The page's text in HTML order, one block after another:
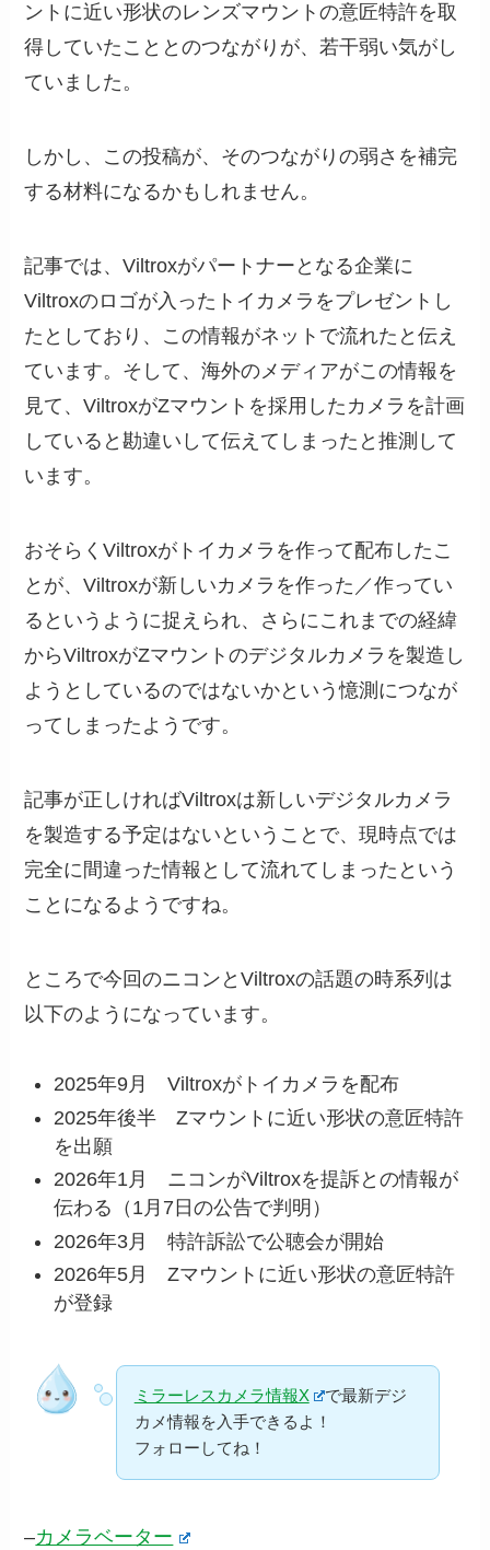
ントに近い形状のレンズマウントの意匠特許を取
得していたこととのつながりが、若干弱い気がし
ていました。
しかし、この投稿が、そのつながりの弱さを補完
する材料になるかもしれません。
記事では、Viltroxがパートナーとなる企業に
Viltroxのロゴが入ったトイカメラをプレゼントし
たとしており、この情報がネットで流れたと伝え
ています。そして、海外のメディアがこの情報を
見て、ViltroxがZマウントを採用したカメラを計画
していると勘違いして伝えてしまったと推測して
います。
おそらくViltroxがトイカメラを作って配布したこ
とが、Viltroxが新しいカメラを作った／作ってい
るというように捉えられ、さらにこれまでの経緯
からViltroxがZマウントのデジタルカメラを製造し
ようとしているのではないかという憶測につなが
ってしまったようです。
記事が正しければViltroxは新しいデジタルカメラ
を製造する予定はないということで、現時点では
完全に間違った情報として流れてしまったという
ことになるようですね。
ところで今回のニコンとViltroxの話題の時系列は
以下のようになっています。
2025年9月 Viltroxがトイカメラを配布
2025年後半 Zマウントに近い形状の意匠特許
を出願
2026年1月 ニコンがViltroxを提訴との情報が
伝わる（1月7日の公告で判明）
2026年3月 特許訴訟で公聴会が開始
2026年5月 Zマウントに近い形状の意匠特許
が登録
ミラーレスカメラ情報X
で最新デジ
カメ情報を入手できるよ！
フォローしてね！
–カメラベーター